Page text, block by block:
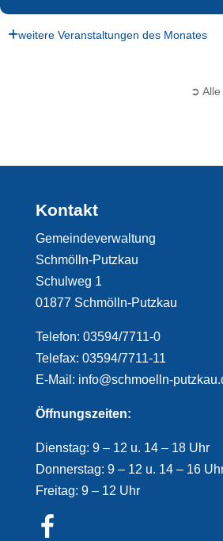
weitere Veranstaltungen des Monates
➲ Alle
Kontakt
Gemeindeverwaltung
Schmölln-Putzkau
Schulweg 1
01877 Schmölln-Putzkau
Telefon: 03594/7711-0
Telefax: 03594/7711-11
E-Mail: info@schmoelln-
Öffnungszeiten:
Dienstag: 9 – 12 u. 14 – 18 Uhr
Donnerstag: 9 – 12 u. 14 – 16
Freitag: 9 – 12 Uhr